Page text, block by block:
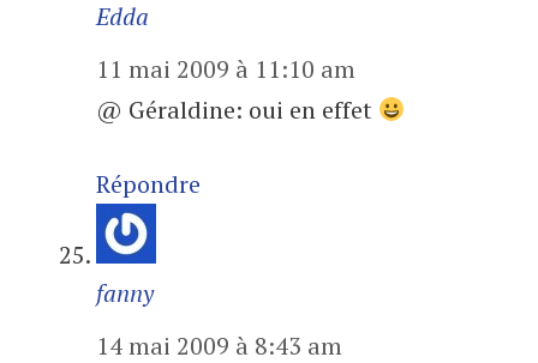
Edda
11 mai 2009 à 11:10 am
@ Géraldine: oui en effet
Répondre
fanny
14 mai 2009 à 8:43 am